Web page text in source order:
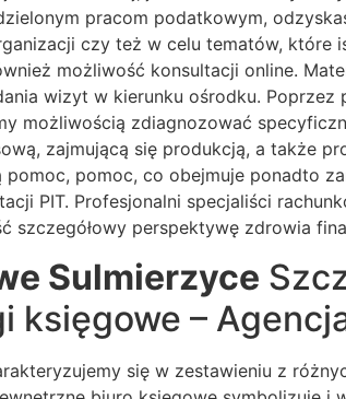
pracom podatkowym,
czy też w celu tematów, które
możliwość konsultacji online.
wizyt w kierunku ośrodku.
możliwością zdiagnozować
zajmującą się produkcją, a także
pomoc, co obejmuje ponadto
PIT. Profesjonalni specjaliści
szczegółowy perspektywę zdrowia
Sulmierzyce
księgowe –
się w zestawieniu z